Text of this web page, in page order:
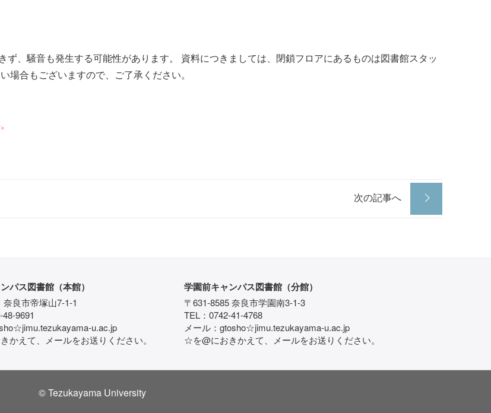
、騒音も発生する可能性があります。 資料につきましては、閉鎖フロアにあるものは図書館スタッ
合もございますので、ご了承ください。
次の記事へ
パス図書館（本館）
奈良市帝塚山7-1-1
9691
u.ac.jp
かえて、メールをお送りください。
学園前キャンパス図書館（分館）
〒631-8585 奈良市学園南3-1-3
TEL：0742-41-4768
メール：gtosho☆jimu.tezukayama-u.ac.jp
☆を@におきかえて、メールをお送りください。
© Tezukayama University